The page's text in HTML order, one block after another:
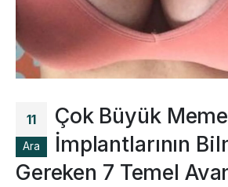
11
Ara
Çok Büyük Meme
İmplantlarının
Gereken 7 Temel